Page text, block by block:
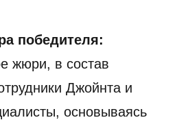
победителя:
жюри, в состав
Джойнта и
основываясь